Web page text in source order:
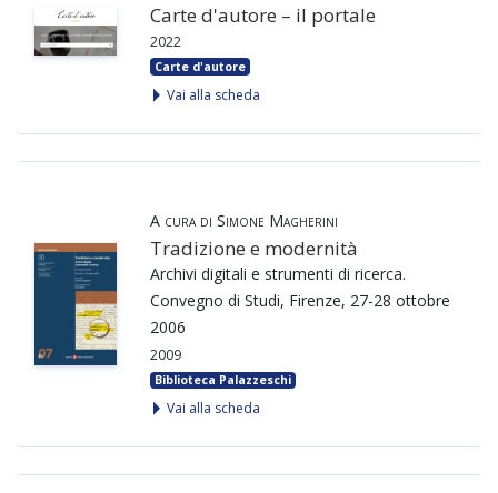
Carte d'autore – il portale
2022
Carte d'autore
Vai alla scheda
A cura di Simone Magherini
Tradizione e modernità
Archivi digitali e strumenti di ricerca.
Convegno di Studi, Firenze, 27-28 ottobre
2006
2009
Biblioteca Palazzeschi
Vai alla scheda